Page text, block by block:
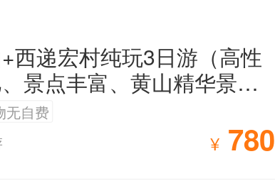
好几年过去了，运到江边的石
，桥也建不起来。小姣一咬
个大字，插了个草标，坐到江
西递宏村纯玩3日游（高性
景点丰富、黄山精华景点
无自费
¥ 780